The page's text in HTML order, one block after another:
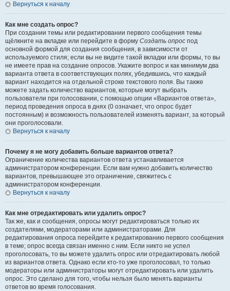
Вернуться к началу
Как мне создать опрос?
При создании темы или редактировании первого сообщения темы
щёлкните на вкладке или перейдите в форму Создать опрос под
основной формой для создания сообщения, в зависимости от
используемого стиля; если вы не видите такой вкладки или формы, то вы
не имеете прав на создание опросов. Укажите вопрос и как минимум два
варианта ответа в соответствующих полях, убедившись, что каждый
вариант находится на отдельной строке текстового поля. Вы также
можете задать количество вариантов, которые могут выбрать
пользователи при голосовании, с помощью опции «Вариантов ответа»,
период проведения опроса в днях (0 означает, что опрос будет
постоянным) и возможность пользователей изменять вариант, за который
они проголосовали.
Вернуться к началу
Почему я не могу добавить больше вариантов ответа?
Ограничение количества вариантов ответа устанавливается
администратором конференции. Если вам нужно добавить количество
вариантов, превышающее это ограничение, свяжитесь с
администратором конференции.
Вернуться к началу
Как мне отредактировать или удалить опрос?
Так же, как и сообщения, опросы могут редактироваться только их
создателями, модераторами или администраторами. Для
редактирования опроса перейдите к редактированию первого сообщения
в теме; опрос всегда связан именно с ним. Если никто не успел
проголосовать, то вы можете удалить опрос или отредактировать любой
из вариантов ответа. Однако если кто-то уже проголосовал, то только
модераторы или администраторы могут отредактировать или удалить
опрос. Это сделано для того, чтобы нельзя было менять варианты
ответов во время голосования.